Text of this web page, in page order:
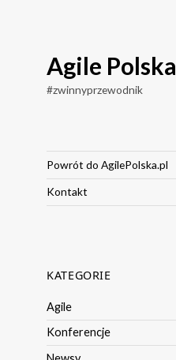
Agile Polska
#zwinnyprzewodnik
Powrót do AgilePolska.pl
Kontakt
KATEGORIE
Agile
Konferencje